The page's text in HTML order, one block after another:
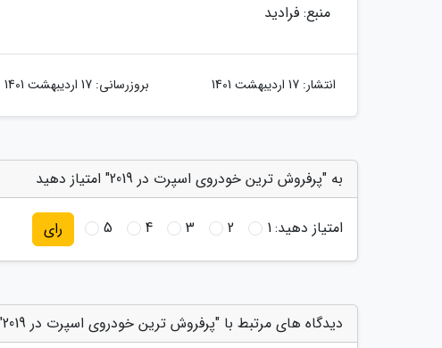
منبع: فرادید
انتشار: 17 اردیبهشت 1401 بروزرسانی: 17 اردیبهشت 1401
به "پرفروش ترین خودروی اسپرت در 2019" امتیاز دهید
امتیاز دهید:1
2
3
4
5 رای
دیدگاه های مرتبط با "پرفروش ترین خودروی اسپرت در 2019"